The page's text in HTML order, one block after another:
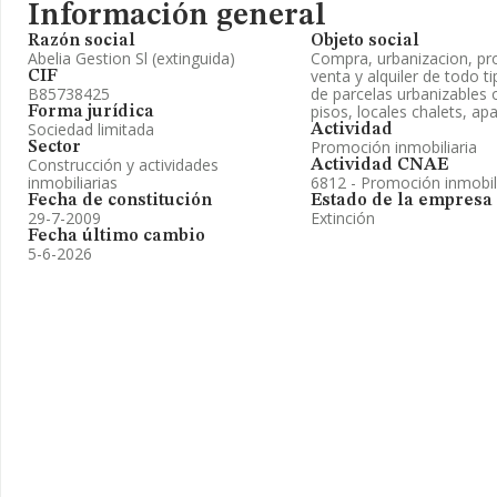
Información general
Razón social
Abelia Gestion Sl (extinguida)
CIF
B85738425
Forma jurídica
Sociedad limitada
Sector
Construcción y actividades
inmobiliarias
Fecha de constitución
29-7-2009
Fecha último cambio
5-6-2026
Objeto social
Compra, urbanizacion,
venta y alquiler de todo
de parcelas
pisos, locales chalets,
Actividad
Promoción inmobiliaria
Actividad CNAE
6812 - Promoción
Estado de la empresa
Extinción